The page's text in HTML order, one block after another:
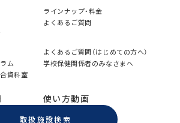
ラインナップ・料金
よくあるご質問
よくあるご質問（はじめての方へ）
ム
学校保健関係者のみなさまへ
資料室
使い方動画
取扱施設検索